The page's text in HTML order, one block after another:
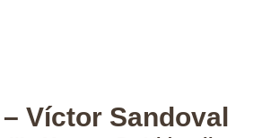
Víctor Sandoval